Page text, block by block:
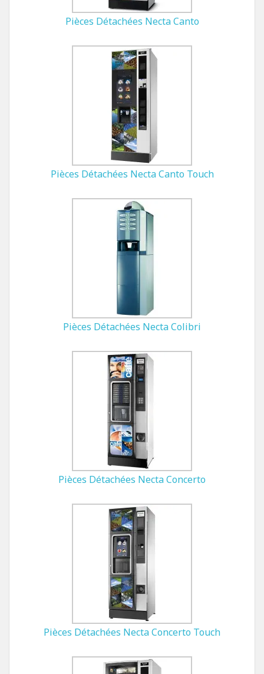
Pièces Détachées Necta Canto
Pièces Détachées Necta Canto Touch
Pièces Détachées Necta Colibri
Pièces Détachées Necta Concerto
Pièces Détachées Necta Concerto Touch